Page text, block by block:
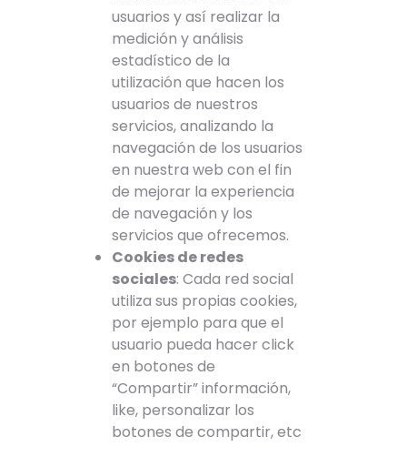
usuarios y así realizar la
medición y análisis
estadístico de la
utilización que hacen los
usuarios de nuestros
servicios, analizando la
navegación de los usuarios
en nuestra web con el fin
de mejorar la experiencia
de navegación y los
servicios que ofrecemos.
Cookies de redes
sociales: Cada red social
utiliza sus propias cookies,
por ejemplo para que el
usuario pueda hacer click
en botones de
“Compartir” información,
like, personalizar los
botones de compartir, etc